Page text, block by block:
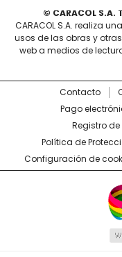
© CARACOL
CARACOL S.A. realiza
usos de las obras y
web a medios de
Contacto
Pago
Registro
Política de
Configuración de